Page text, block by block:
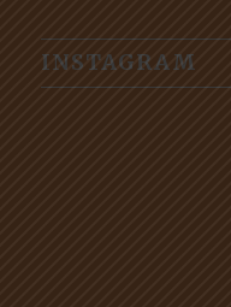
INSTAGRAM